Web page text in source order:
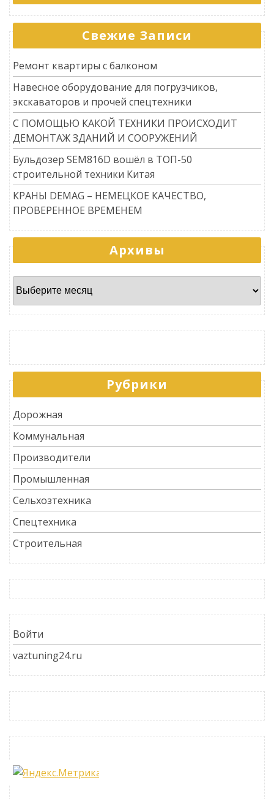
Свежие Записи
Ремонт квартиры с балконом
Навесное оборудование для погрузчиков,
экскаваторов и прочей спецтехники
С ПОМОЩЬЮ КАКОЙ ТЕХНИКИ ПРОИСХОДИТ
ДЕМОНТАЖ ЗДАНИЙ И СООРУЖЕНИЙ
Бульдозер SEM816D вошёл в ТОП-50
строительной техники Китая
КРАНЫ DEMAG – НЕМЕЦКОЕ КАЧЕСТВО,
ПРОВЕРЕННОЕ ВРЕМЕНЕМ
Архивы
Архивы
Рубрики
Дорожная
Коммунальная
Производители
Промышленная
Сельхозтехника
Спецтехника
Строительная
Войти
vaztuning24.ru